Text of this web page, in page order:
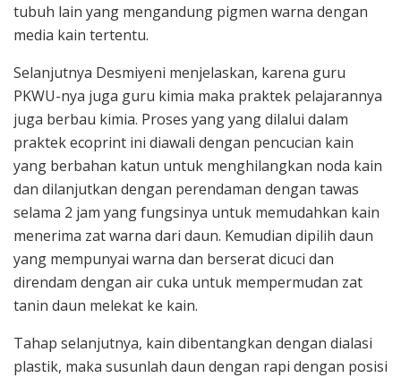
tubuh lain yang mengandung pigmen warna dengan
media kain tertentu.
Selanjutnya Desmiyeni menjelaskan, karena guru
PKWU-nya juga guru kimia maka praktek pelajarannya
juga berbau kimia. Proses yang yang dilalui dalam
praktek ecoprint ini diawali dengan pencucian kain
yang berbahan katun untuk menghilangkan noda kain
dan dilanjutkan dengan perendaman dengan tawas
selama 2 jam yang fungsinya untuk memudahkan kain
menerima zat warna dari daun. Kemudian dipilih daun
yang mempunyai warna dan berserat dicuci dan
direndam dengan air cuka untuk mempermudan zat
tanin daun melekat ke kain.
Tahap selanjutnya, kain dibentangkan dengan dialasi
plastik, maka susunlah daun dengan rapi dengan posisi